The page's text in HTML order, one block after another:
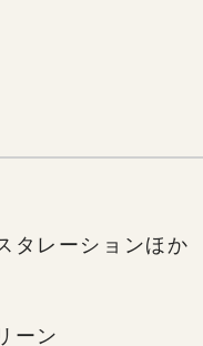
タレーションほか
ーン